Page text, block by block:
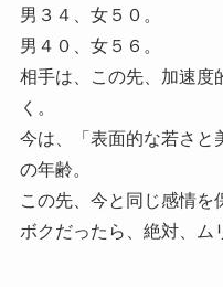
男３４、女５０。
男４０、女５６。
相手は、この先、加速度
く。
今は、「表面的な若さと
の年齢。
この先、今と同じ感情を
ボクだったら、絶対、ム